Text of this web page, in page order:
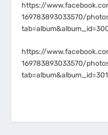
https://
169783893033570/
https://
169783893033570/